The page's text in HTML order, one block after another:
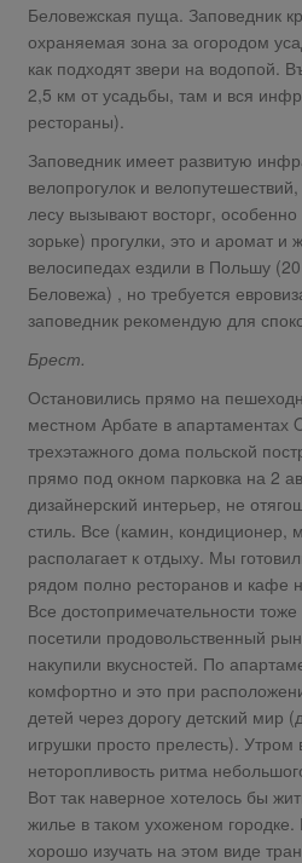
Беловежская пуща. Заповедник
охраняемая зона за огородом
как подходят звери на водопой.
2,5 км от усадьбы, там и вся
рестораны).
Заповедник имеет развитую
велопрогулок и
лесу вызывают восторг,
зорьке) прогулки, это и аромат
велосипедах ездили в Польшу
Беловежа) , но требуется
заповедник рекомендую для
Брест.
Остановились прямо на
местном Арбате в апартаментах
трехэтажного дома польской
прямо под окном парковка на 2
дизайнерский интерьер, не
стиль. Все (камин, кондиционер,
располагает к отдыху. Мы
рядом полно ресторанов и кафе
Все достопримечательности
посетили продовольственный
накупили вкусностей. По
комфортно и это при
детей через дорогу детский мир
игрушки просто прелесть).
неторопливость ритма
Вот так наверное хотелось бы
жилье в таком ухоженом
хорошо изучать на этом виде